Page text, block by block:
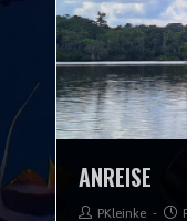
ANREISE
PKleinke